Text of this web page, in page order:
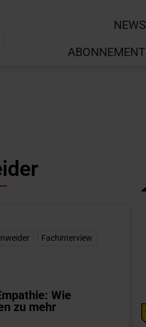
NEWS
ABONNEMENT
Fachinterview
Wie
zu mehr